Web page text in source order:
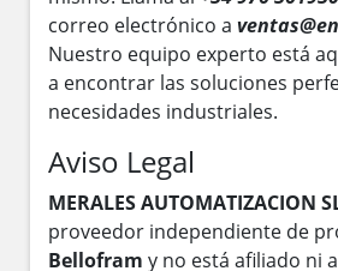
correo electrónico a
Nuestro equipo experto está
a encontrar las soluciones
necesidades industriales.
Aviso Legal
MERALES AUTOMATIZACION
proveedor independiente de
Bellofram y no está afiliado ni